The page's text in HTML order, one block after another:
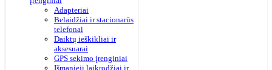
Adapteriai
Belaidžiai ir stacionarūs
telefonai
Daiktų ieškikliai ir
aksesuarai
GPS sekimo įrenginiai
Išmanieji laikrodžiai ir